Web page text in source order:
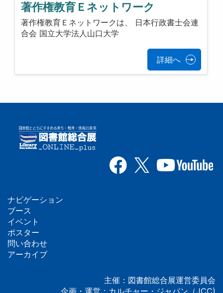
著作権教育Ｅネットワーク
著作権教育Ｅネットワークは、 日本行政書士会連
合会 国立大学法人山口大学
詳細へ
フ
ッ
タ
ナビゲーション
ブース
イベント
ポスター
問い合わせ
アーカイブ
主催：図書館総合展運営委員会
企画・運営：カルチャー・ジャパン（JCC)